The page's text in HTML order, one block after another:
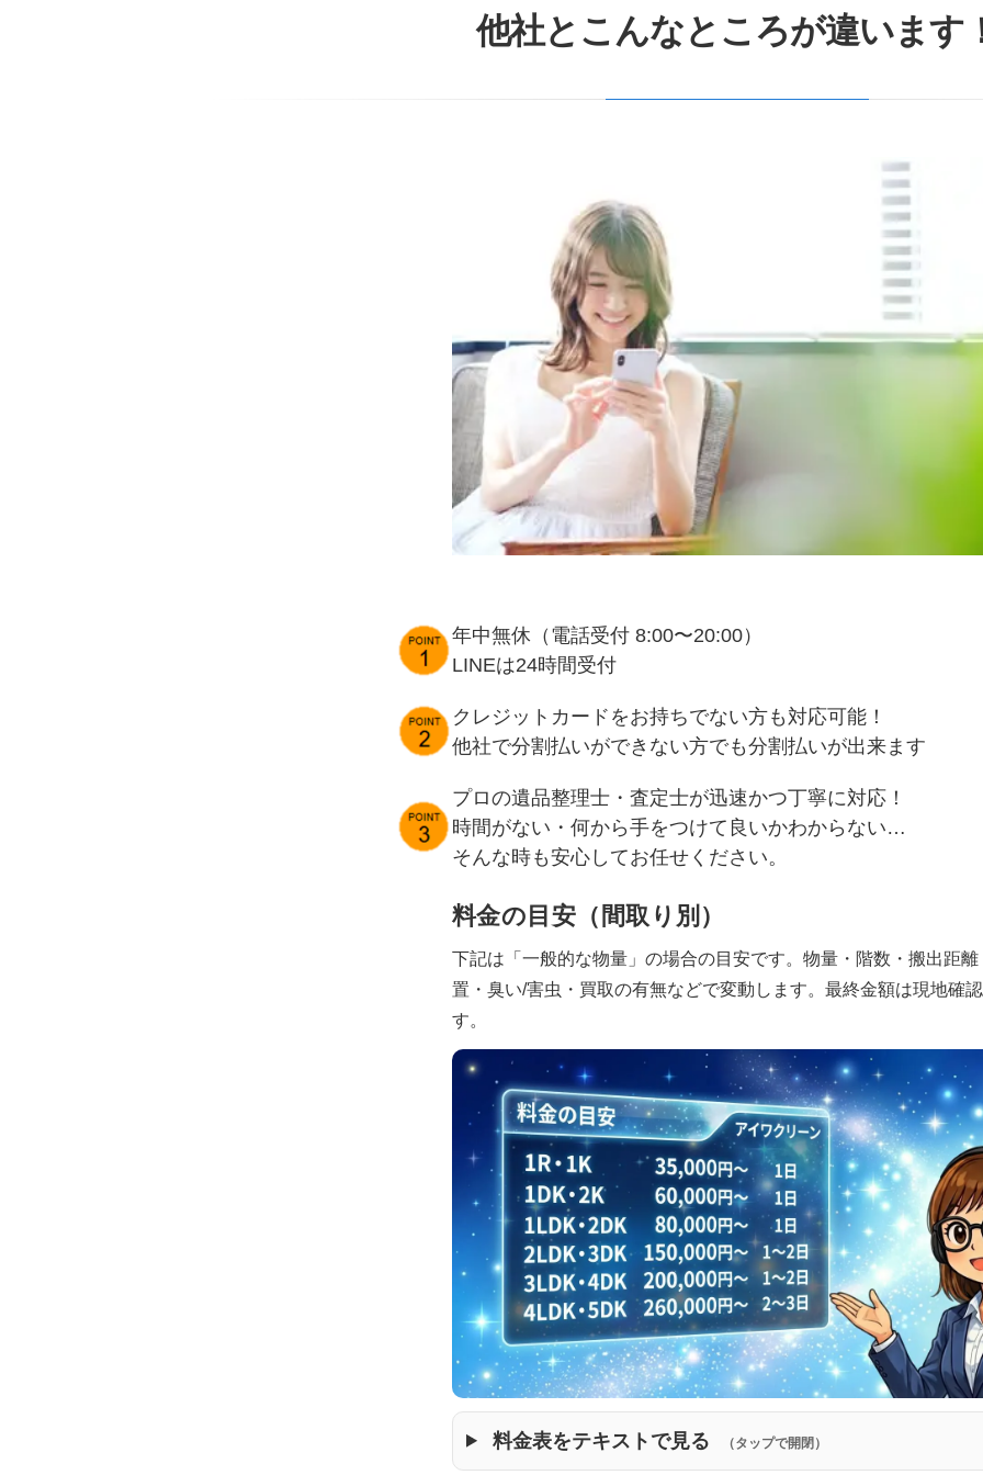
他社とこんなところが違います
年中無休（電話受付 8:00〜20:00）
LINEは24時間受付
クレジットカードをお持ちでない方も対応可能！
他社で分割払いができない方でも分割払いが出来ます
プロの遺品整理士・査定士が迅速かつ丁寧に対応！
時間がない・何から手をつけて良いかわからない…
そんな時も安心してお任せください。
料金の目安（間取り別）
下記は「一般的な物量」の場合の目安です。物量・階数・搬出距離
置・臭い/害虫・買取の有無などで変動します。最終金額は現地確
す。
料金表をテキストで見る （タップで開閉）